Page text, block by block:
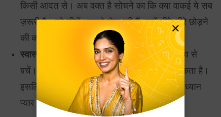
किसी आदत से। अब वक्त है सोचने का कि क्या वाकई ये सब
ज़रूरी है। जो चीज़ें आपको रोक रही हैं, उन्हें धीरे-धीरे छोड़ने
की कोशिश करें।
स्वास्थ्य:
लत, ज़रूरत से ज़्यादा चीज़ें करने और तनाव से
बचें। आपका शरीर अंदर की परेशानियों को दिखा सकता है।
इसलिए आराम करें, शरीर को साफ़ रखें और खुद का ध्यान
प्यार से रखें, यही आपको संतुलन और शांति देगा।
×